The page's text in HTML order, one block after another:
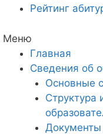
Рейтинг
Меню
Главная
Сведения об
Основные
Структура
Документы